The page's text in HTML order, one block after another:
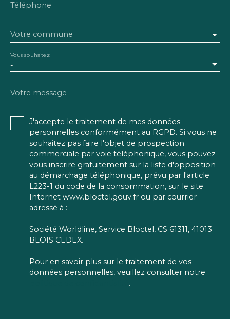
Téléphone
Votre commune
-
Vous souhaitez
Votre message
J'accepte le traitement de mes données
personnelles conformément au RGPD. Si vous ne
souhaitez pas faire l'objet de prospection
commerciale par voie téléphonique, vous pouvez
vous inscrire gratuitement sur la liste d'opposition
au démarchage téléphonique, prévu par l'article
L223-1 du code de la consommation, sur le site
Internet www.bloctel.gouv.fr ou par courrier
adressé à :
Société Worldline, Service Bloctel, CS 61311, 41013
BLOIS CEDEX.
Pour en savoir plus sur le traitement de vos
données personnelles, veuillez consulter notre
.